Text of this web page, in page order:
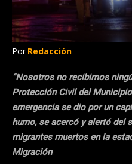
Por Redacción
“Nosotros no recibimos
Protección Civil del
emergencia se dio por un
humo, se acercó y alertó del
migrantes muertos en la
Migración.